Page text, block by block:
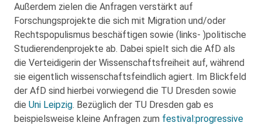
Außerdem zielen die Anfragen verstärkt auf
Forschungsprojekte die sich mit Migration und/oder
Rechtspopulismus beschäftigen sowie (links- )politische
Studierendenprojekte ab. Dabei spielt sich die AfD als
die Verteidigerin der Wissenschaftsfreiheit auf, während
sie eigentlich wissenschaftsfeindlich agiert. Im Blickfeld
der AfD sind hierbei vorwiegend die TU Dresden sowie
die Uni Leipzig. Bezüglich der TU Dresden gab es
beispielsweise kleine Anfragen zum festival:progressive